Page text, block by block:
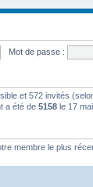
Mot de passe :
et 572 invités
a été de 5158 le 17
membre le plus